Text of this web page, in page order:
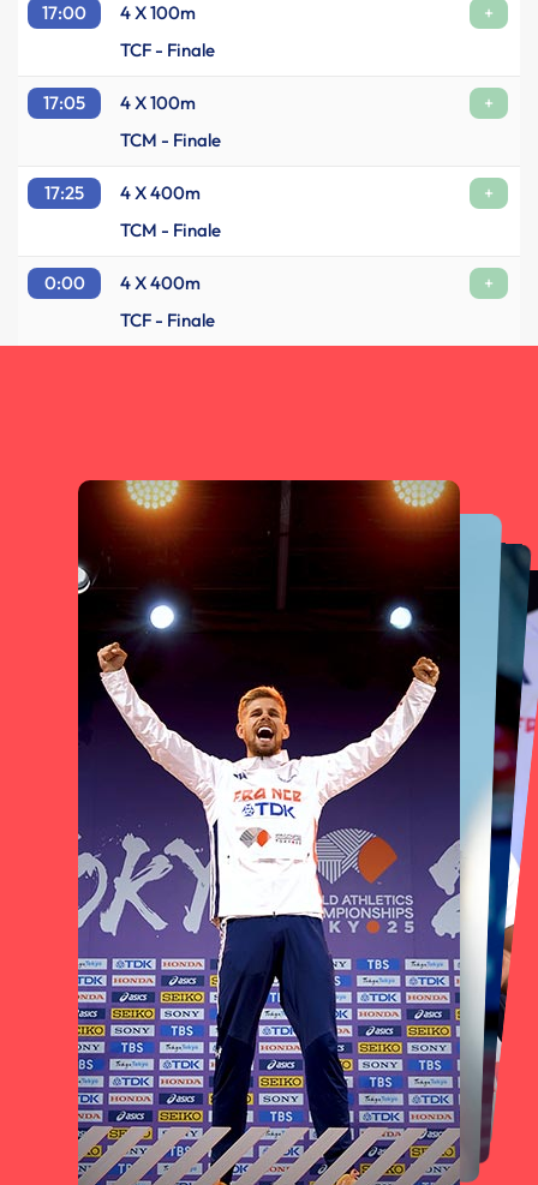
17:00 4 X 100m
+
TCF - Finale
17:05 4 X 100m
+
TCM - Finale
17:25 4 X 400m
+
TCM - Finale
0:00 4 X 400m
+
TCF - Finale